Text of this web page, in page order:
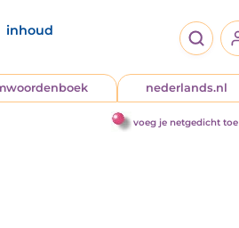
inhoud
nederlands.nl
voeg je netgedicht toe